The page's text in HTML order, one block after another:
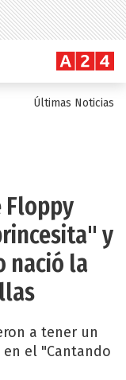
Últimas Noticias
Floppy
y
nació la
a tener un
el "Cantando